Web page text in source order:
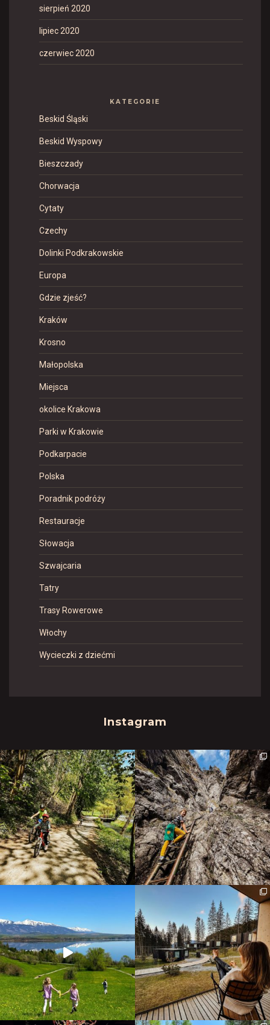
sierpień 2020
lipiec 2020
czerwiec 2020
KATEGORIE
Beskid Śląski
Beskid Wyspowy
Bieszczady
Chorwacja
Cytaty
Czechy
Dolinki Podkrakowskie
Europa
Gdzie zjeść?
Kraków
Krosno
Małopolska
Miejsca
okolice Krakowa
Parki w Krakowie
Podkarpacie
Polska
Poradnik podróży
Restauracje
Słowacja
Szwajcaria
Tatry
Trasy Rowerowe
Włochy
Wycieczki z dziećmi
Instagram